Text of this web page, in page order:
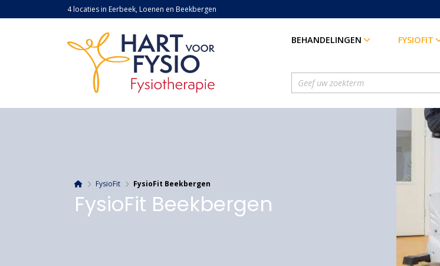
4 locaties in Eerbeek, Loenen en Beekbergen
BEHANDELINGEN FYSIOFIT
FysioFit FysioFit Beekbergen
FysioFit Beekbergen